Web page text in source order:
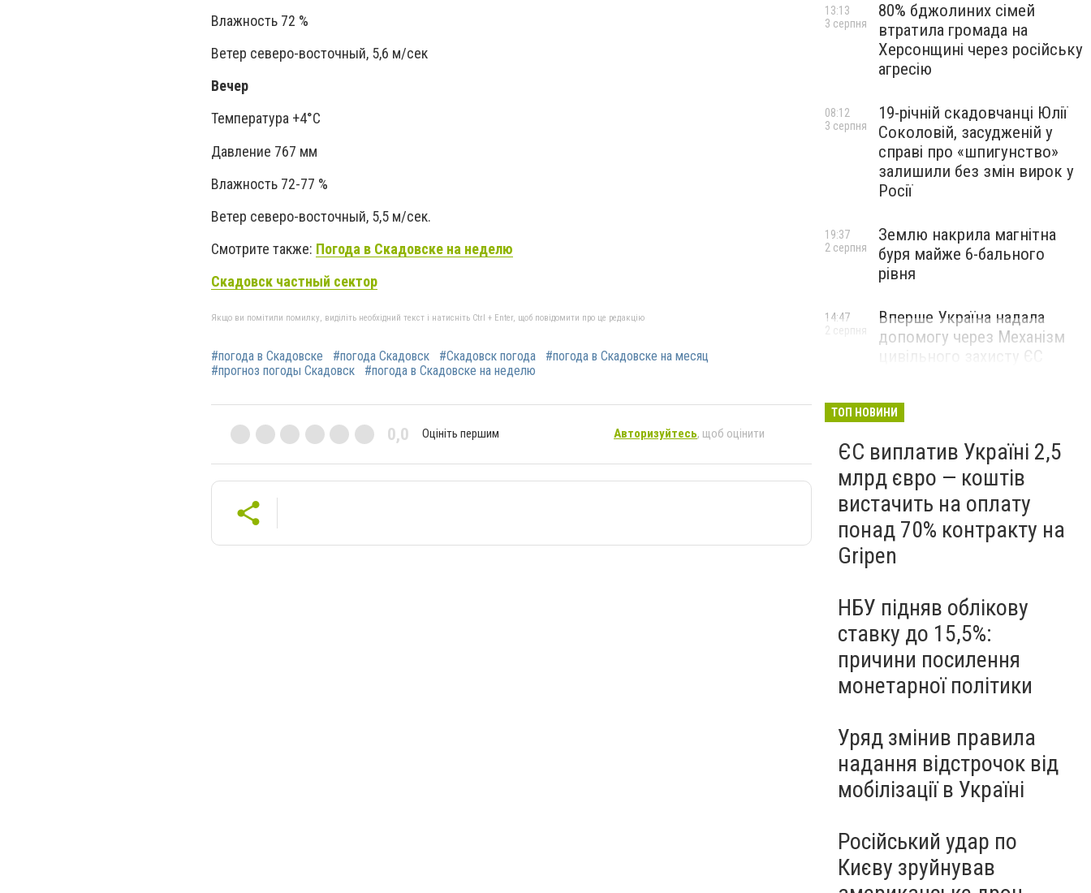
Влажность 72 %
Ветер северо-восточный, 5,6 м/сек
Вечер
Температура +4°C
Давление 767 мм
Влажность 72-77 %
Ветер северо-восточный, 5,5 м/сек.
Смотрите также: Погода в Скадовске на неделю
Скадовск частный сектор
Якщо ви помітили помилку, виділіть необхідний текст і натисніть Ctrl + Enter, щоб повідомити про це редакцію
#погода в Скадовске #погода Скадовск #Скадовск погода
#погода в Скадовске на месяц
#прогноз погоды Скадовск
#погода в Скадовске на неделю
0,0 Оцініть першим Авторизуйтесь, щоб оцінити
80% бджолиних сімей
втратила громада на
Херсонщині через російську
агресію
13:13
3 серпня
19-річній скадовчанці Юлії
Соколовій, засудженій у
справі про «шпигунство»
залишили без змін вирок у
Росії
08:12
3 серпня
Землю накрила магнітна
буря майже 6-бального
рівня
19:37
2 серпня
Вперше Україна надала
допомогу через Механізм
цивільного захисту ЄС
14:47
2 серпня
ТОП НОВИНИ
ЄС виплатив Україні 2,5
млрд євро — коштів
вистачить на оплату
понад 70% контракту на
Gripen
НБУ підняв облікову
ставку до 15,5%:
причини посилення
монетарної політики
Уряд змінив правила
надання відстрочок від
мобілізації в Україні
Російський удар по
Києву зруйнував